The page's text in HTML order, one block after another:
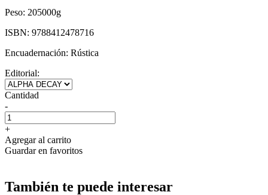
Peso: 205000g
ISBN: 9788412478716
Encuadernación: Rústica
Editorial:
Cantidad
-
+
Agregar al carrito
Guardar en favoritos
También te puede interesar